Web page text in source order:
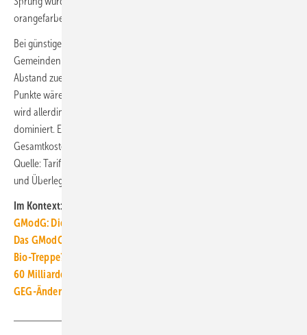
orangefarbenen Linie und auch die blaue Linie etwas tiefer liegen.
Bei günstigeren Tarifen oder geringeren Netzentgelten in anderen
Gemeinden würden sich die Kurven nach unten schieben, der
Abstand zueinander jedoch gleich bleiben. Die Wärmepumpen-
Punkte wären für jede Postleitzahl neu zu setzen, ihre Gesamthöhe
wird allerdings von Zins und Tilgung und nicht von den Stromkosten
dominiert. Ein und 1 Ct/kWh höherer effektiver Strompreis würde die
Gesamtkosten um knapp 25 Euro/a erhöhen. ■
Quelle: Tarifrechner der Stadtwerke Stuttgart; eigene Berechnungen
und Überlegungen / jv
Im Kontext:
GModG: Die Grüngas-Quote entwertet den Hybrid-Rabatt
Das GModG könnte mehr liefern, als auf dem Papier steht
Bio-Treppe? Die Grüngasquote wird Erdgas abräumen müssen
60 Milliarden Euro bis 2035 für neue Gas-Heizungen?
GEG-Änderung soll Erweiterung der 65-%-EE-Pflicht verhindern